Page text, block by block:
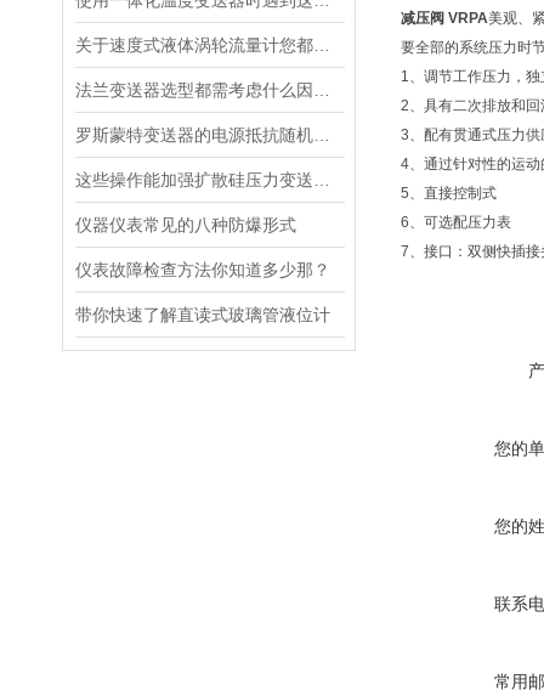
仪器仪表常见的八种防爆形式
仪表故障检查方法你知道多少那？
带你快速了解直读式玻璃管液位计
减压阀 VRPA美观、
要全部的系统压力时
1、调节工作压力，
2、具有二次排放和回
3、配有贯通式压力
4、通过针对性的运
5、直接控制式
6、可选配压力表
7、接口：双侧快插
您的
您的
联系
常用